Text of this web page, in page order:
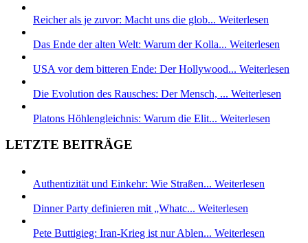
Reicher als je zuvor: Macht uns die glob... Weiterlesen
Das Ende der alten Welt: Warum der Kolla... Weiterlesen
USA vor dem bitteren Ende: Der Hollywood... Weiterlesen
Die Evolution des Rausches: Der Mensch, ... Weiterlesen
Platons Höhlengleichnis: Warum die Elit... Weiterlesen
LETZTE BEITRÄGE
Authentizität und Einkehr: Wie Straßen... Weiterlesen
Dinner Party definieren mit „Whatc... Weiterlesen
Pete Buttigieg: Iran-Krieg ist nur Ablen... Weiterlesen